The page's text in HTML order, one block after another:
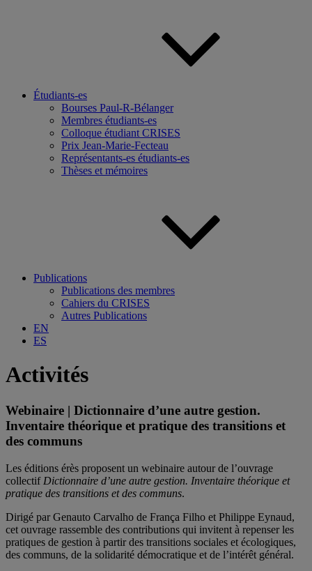
Étudiants-es
Bourses Paul-R-Bélanger
Membres étudiants-es
Colloque étudiant CRISES
Prix Jean-Marie-Fecteau
Représentants-es étudiants-es
Thèses et mémoires
Publications
Publications des membres
Cahiers du CRISES
Autres Publications
EN
ES
Activités
Webinaire | Dictionnaire d’une autre gestion.
Inventaire théorique et pratique des transitions et
des communs
Les éditions érès proposent un webinaire autour de l’ouvrage
collectif Dictionnaire d’une autre gestion. Inventaire théorique et
pratique des transitions et des communs.
Dirigé par Genauto Carvalho de França Filho et Philippe Eynaud,
cet ouvrage rassemble des contributions qui invitent à repenser les
pratiques de gestion à partir des transitions sociales et écologiques,
des communs, de la solidarité démocratique et de l’intérêt général.